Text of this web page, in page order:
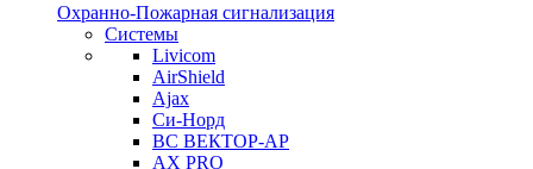
Охранно-Пожарная сигнализация
Системы
Livicom
AirShield
Ajax
Си-Норд
ВС ВЕКТОР-АР
AX PRO